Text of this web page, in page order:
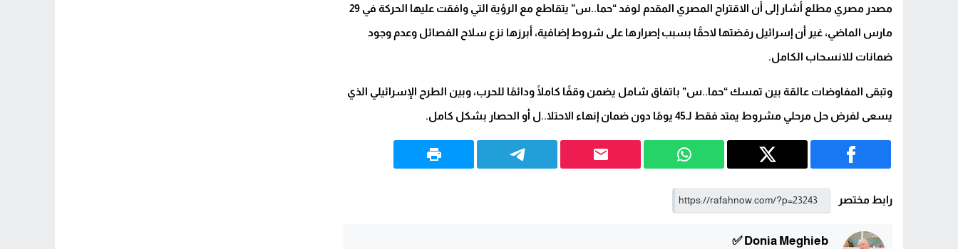
مصدر مصري مطلع أشار إلى أن الاقتراح المصري المقدم لوفد “حما..س” يتقاطع مع الرؤية التي وافقت عليها الحركة في 29
مارس الماضي، غير أن إسرائيل رفضتها لاحقًا بسبب إصرارها على شروط إضافية، أبرزها نزع سلاح الفصائل وعدم وجود
ضمانات للانسحاب الكامل.
وتبقى المفاوضات عالقة بين تمسك “حما..س” باتفاق شامل يضمن وقفًا كاملًا ودائمًا للحرب، وبين الطرح الإسرائيلي الذي
يسعى لفرض حل مرحلي مشروط يمتد فقط لـ45 يومًا دون ضمان إنهاء الاحتلا..ل أو الحصار بشكل كامل.
رابط مختصر
Donia Meghieb ✅